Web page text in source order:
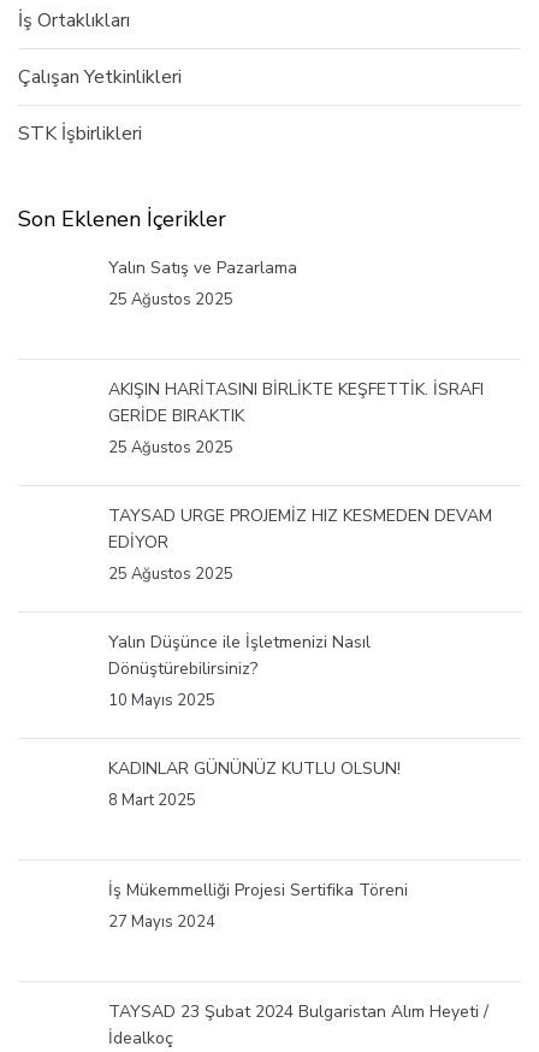
İş Ortaklıkları
Çalışan Yetkinlikleri
STK İşbirlikleri
Son Eklenen İçerikler
Yalın Satış ve Pazarlama
25 Ağustos 2025
AKIŞIN HARİTASINI BİRLİKTE KEŞFETTİK. İSRAFI
GERİDE BIRAKTIK
25 Ağustos 2025
TAYSAD URGE PROJEMİZ HIZ KESMEDEN DEVAM
EDİYOR
25 Ağustos 2025
Yalın Düşünce ile İşletmenizi Nasıl
Dönüştürebilirsiniz?
10 Mayıs 2025
KADINLAR GÜNÜNÜZ KUTLU OLSUN!
8 Mart 2025
İş Mükemmelliği Projesi Sertifika Töreni
27 Mayıs 2024
TAYSAD 23 Şubat 2024 Bulgaristan Alım Heyeti /
İdealkoç